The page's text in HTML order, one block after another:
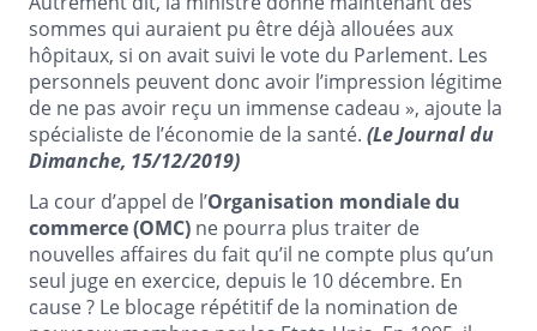
sommes qui auraient pu être déjà allouées aux
hôpitaux, si on avait suivi le vote du Parlement. Les
personnels peuvent donc avoir l’impression légitime
de ne pas avoir reçu un immense cadeau », ajoute la
spécialiste de l’économie de la santé. (Le Journal du
Dimanche, 15/12/2019)
La cour d’appel de l’Organisation mondiale du
commerce (OMC) ne pourra plus traiter de
nouvelles affaires du fait qu’il ne compte plus qu’un
seul juge en exercice, depuis le 10 décembre. En
cause ? Le blocage répétitif de la nomination de